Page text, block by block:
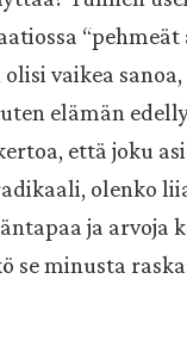
vaikea
elämän
että joku
olenko
ja arvoja
minusta